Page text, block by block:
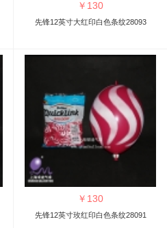
￥ 130
先锋12英寸大红印白色条纹28093
￥ 130
先锋12英寸玫红印白色条纹28091